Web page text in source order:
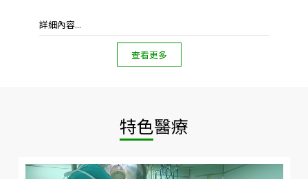
詳細內容...
查看更多
特色醫療